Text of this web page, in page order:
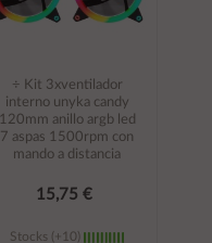
÷ Kit 3xventilador
interno unyka candy
120mm anillo argb led
7 aspas 1500rpm con
mando a distancia
15,75 €
Stocks (+10)